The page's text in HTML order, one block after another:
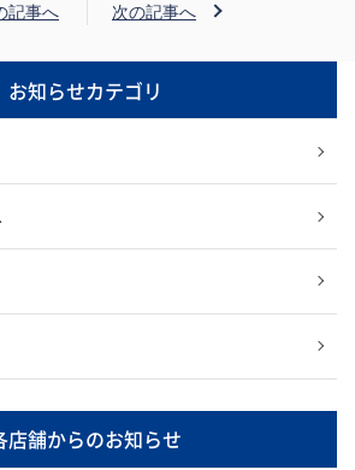
記事へ 次の記事へ
お知らせカテゴリ
店舗からのお知らせ